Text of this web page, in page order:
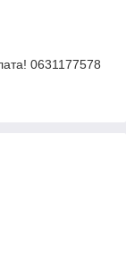
0631177578